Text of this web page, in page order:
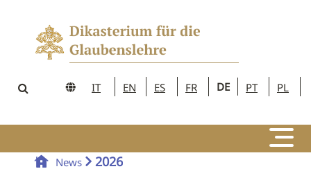
IT EN ES FR DE PT PL
News 2026